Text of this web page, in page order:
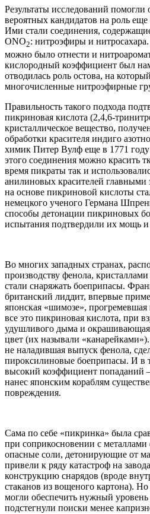
Результаты исследований помогли
вероятных кандидатов на роль
Ими стали соединения,
ONO2: нитроэфиры и
можно было отнести и
кислородный коэффициент был
отводилась роль остова, на
многочисленные нитроэфирные
Правильность такого подхода
пикриновая кислота (2,4,6-
кристаллическое вещество,
обработки красителя индиго
химик Питер Вулф еще в 1771
этого соединения можно красить
время пикраты так и
анилиновых красителей главными
на основе пикриновой кислоты
немецкого ученого Германа
способы детонации пикриновых
испытания подтвердили их мощь
Во многих западных странах,
производству фенола,
стали снаряжать боеприпасы.
британский лиддит, впервые
японская «шимозе»,
все это пикриновая кислота, при
удушливого дыма и
цвет (их называли
не наладившая выпуск фенола,
пироксилиновые боеприпасы. И в
высокий коэффициент попаданий
нанес японским кораблям
повреждения.
Сама по себе «пикринка» была
при соприкосновении с металлами
опасные соли, детонирующие от
привели к ряду катастроф на
конструкцию снарядов (вроде
стаканов из вощеного картона).
могли обеспечить нужный уровень
подстегнули поиски менее